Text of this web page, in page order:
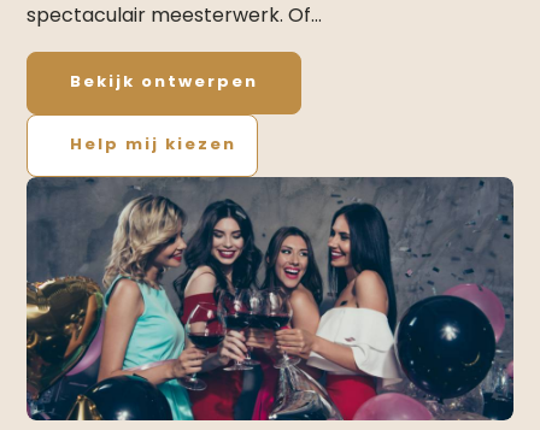
spectaculair meesterwerk.​ Of…
Bekijk ontwerpen
Help mij kiezen